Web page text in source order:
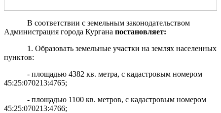
В соответствии с земельным законодательством
Администрация города Кургана постановляет:
1. Образовать земельные участки на землях населенных
пунктов:
- площадью 4382 кв. метра, с кадастровым номером
45:25:070213:4765;
- площадью 1100 кв. метров, с кадастровым номером
45:25:070213:4766;